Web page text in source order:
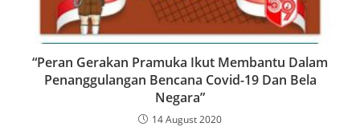
“Peran Gerakan Pramuka Ikut Membantu Dalam
Penanggulangan Bencana Covid-19 Dan Bela
Negara”
14 August 2020